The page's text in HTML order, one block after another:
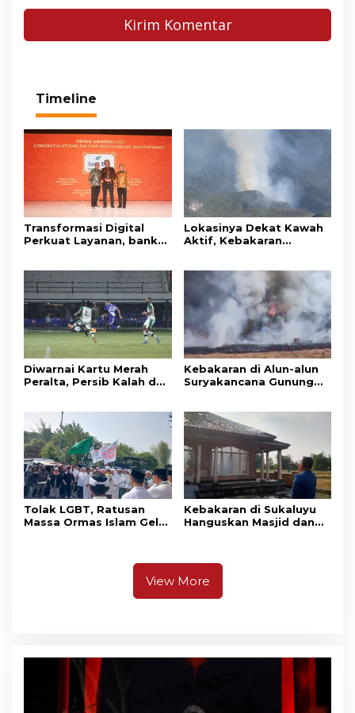
Timeline
Transformasi Digital
Perkuat Layanan, bank
Awards 2026
Lokasinya Dekat Kawah
Aktif, Kebakaran
Pangrango
Diwarnai Kartu Merah
Peralta, Persib Kalah dari
Kebakaran di Alun-alun
Suryakancana Gunung
Masih Bersiaga
Tolak LGBT, Ratusan
Massa Ormas Islam Gelar
Kebakaran di Sukaluyu
Hanguskan Masjid dan
View More